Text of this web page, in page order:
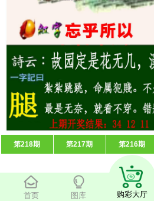
第218期 第217期 第216期
首页 图库 购彩大厅